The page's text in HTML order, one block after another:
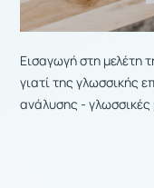
Εισαγωγή στη μελέτη
γιατί της γλωσσικής
ανάλυσης -